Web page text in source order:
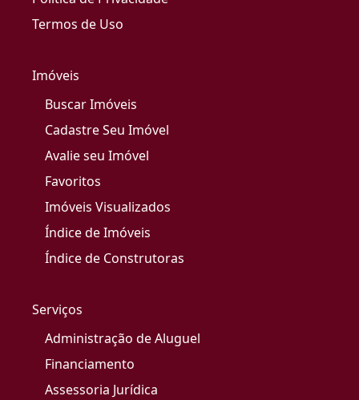
Termos de Uso
Imóveis
Buscar Imóveis
Cadastre Seu Imóvel
Avalie seu Imóvel
Favoritos
Imóveis Visualizados
Índice de Imóveis
Índice de Construtoras
Serviços
Administração de Aluguel
Financiamento
Assessoria Jurídica